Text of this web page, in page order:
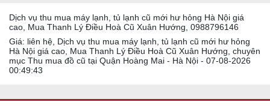
Dịch vụ thu mua máy lạnh, tủ lạnh cũ mới hư hỏng Hà Nội giá
cao, Mua Thanh Lý Điều Hoà Cũ Xuân Hướng, 0988796146
Giá: liên hệ, Dịch vụ thu mua máy lạnh, tủ lạnh cũ mới hư hỏng
Hà Nội giá cao, Mua Thanh Lý Điều Hoà Cũ Xuân Hướng, chuyên
mục Thu mua đồ cũ tại Quận Hoàng Mai - Hà Nội - 07-08-2026
00:49:43